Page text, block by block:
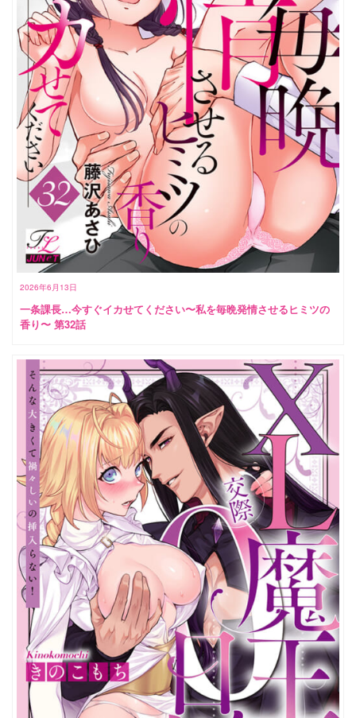
2026年6月13日
一条課長…今すぐイカせてください〜私を毎晩発情させるヒミツの
香り〜 第32話